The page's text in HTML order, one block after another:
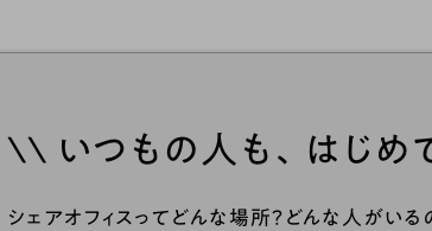
\\ いつもの人も、はじめ
シェアオフィスってどんな場所？どんな人がい